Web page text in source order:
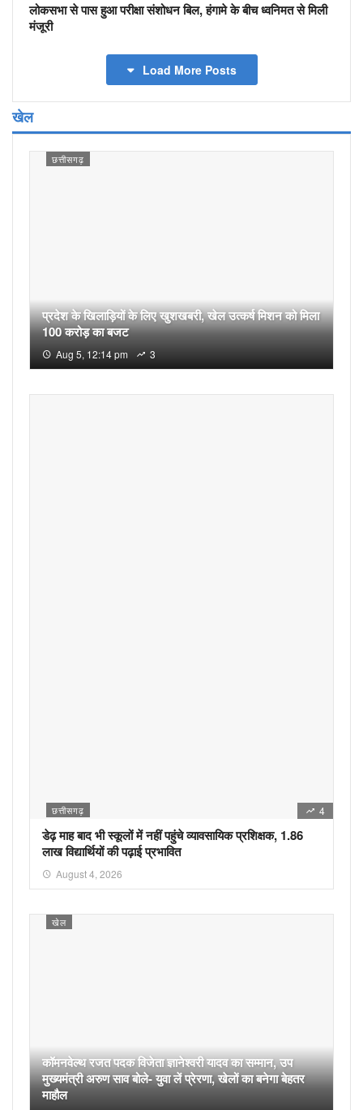
लोकसभा से पास हुआ परीक्षा संशोधन बिल, हंगामे के बीच ध्वनिमत से मिली
मंजूरी
Load More Posts
खेल
छत्तीसगढ़
प्रदेश के खिलाड़ियों के लिए खुशखबरी, खेल उत्कर्ष मिशन को मिला
100 करोड़ का बजट
Aug 5, 12:14 pm 3
छत्तीसगढ़ 4
डेढ़ माह बाद भी स्कूलों में नहीं पहुंचे व्यावसायिक प्रशिक्षक, 1.86
लाख विद्यार्थियों की पढ़ाई प्रभावित
August 4, 2026
खेल
कॉमनवेल्थ रजत पदक विजेता ज्ञानेश्वरी यादव का सम्मान, उप
मुख्यमंत्री अरुण साव बोले- युवा लें प्रेरणा, खेलों का बनेगा बेहतर
माहौल